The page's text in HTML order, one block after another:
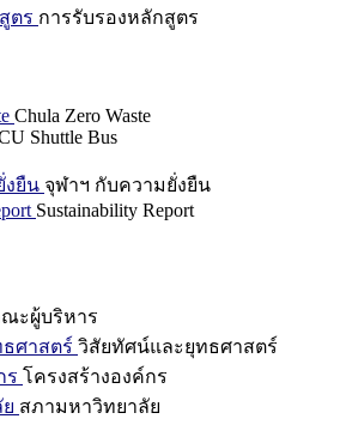
ตร การรับรองหลักสูตร
Chula Zero Waste
Shuttle Bus
งยืน จุฬาฯ กับความยั่งยืน
Sustainability Report
ะผู้บริหาร
ศาสตร์ วิสัยทัศน์และยุทธศาสตร์
ร โครงสร้างองค์กร
สภามหาวิทยาลัย